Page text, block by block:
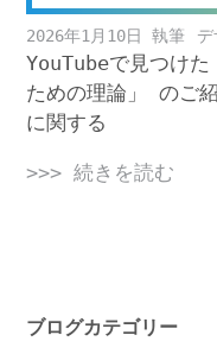
2026年1月10日
YouTubeで見つけ
ための理論」 のご
に関する
>>> 続きを読む
navigation
ブログカテゴリー